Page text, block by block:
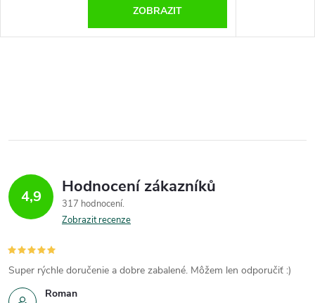
ZOBRAZIT
4,9 Hodnocení zákazníků
317 hodnocení
Zobrazit recenze
Roman
Super rýchle doručenie a dobre zabalené. Môžem len odporučiť :)